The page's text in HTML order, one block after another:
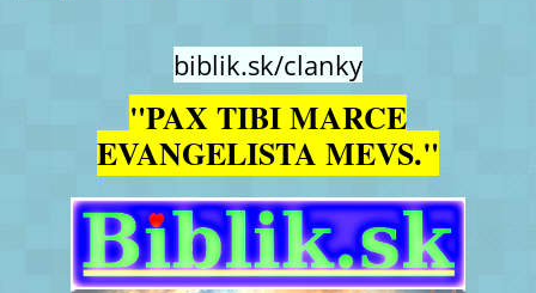
biblik.sk/clanky
"PAX TIBI MARCE
EVANGELISTA MEVS."